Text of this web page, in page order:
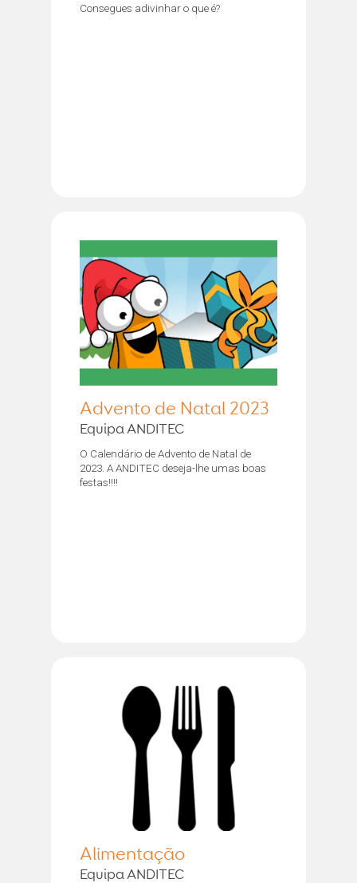
Consegues adivinhar o que é?
Advento de Natal 2023
Equipa ANDITEC
O Calendário de Advento de Natal de
2023. A ANDITEC deseja-lhe umas boas
festas!!!!
Alimentação
Equipa ANDITEC